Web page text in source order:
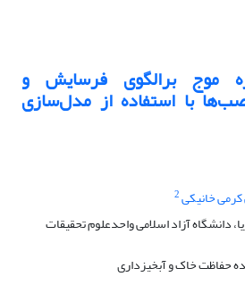
موج برالگوی فرسایش و
با استفاده از مدل‌سازی
خانیکی2
دانشگاه آزاد اسلامی واحدعلوم تحقیقات
حفاظت خاک و آبخیزداری